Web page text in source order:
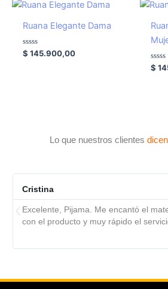
Ruana Elegante Dama
Valorado
con
$ 145.900,00
con
$
Lo que nuestros clientes
Cristina
Excelente, Pijama. Me encantó el
con el producto y muy rápido el